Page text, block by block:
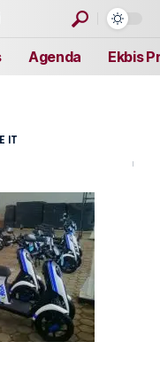
Agenda Ekbis